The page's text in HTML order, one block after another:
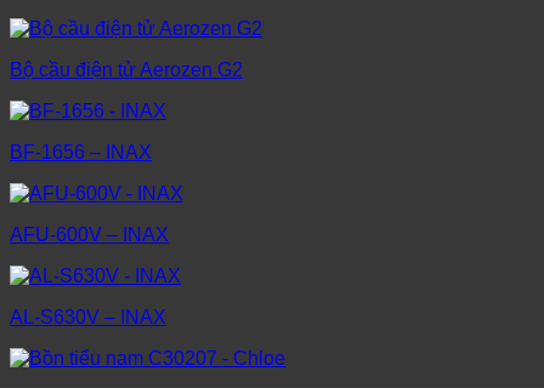
Bộ cầu điện tử Aerozen G2
BF-1656 – INAX
AFU-600V – INAX
AL-S630V – INAX